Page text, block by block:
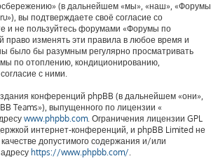
(в дальнейшем «мы», «наш», «Форумы
вы подтверждаете своё согласие со
и не пользуйтесь форумами «Форумы по
изменять эти правила в любое время и
было бы разумным регулярно просматривать
по отоплению, кондиционированию,
с ними.
конференций phpBB (в дальнейшем «они»,
Teams»), выпущенного по лицензии «
www.phpbb.com. Ограничения лицензии GPL
интернет-конференций, и phpBB Limited не
допустимого содержания и/или
https://www.phpbb.com/.